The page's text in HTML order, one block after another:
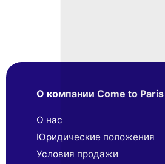
О компании Come to Paris
О нас
Юридические положения
Условия продажи